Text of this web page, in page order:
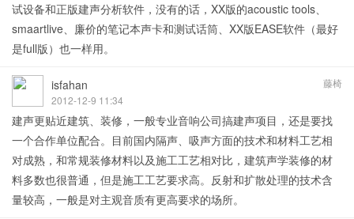
试设备和正版建声分析软件，没有的话，XX版的acoustic tools、
smaartlive、廉价的笔记本声卡和测试话筒、XX版EASE软件（最好
是full版）也一样用。
藤椅
isfahan
2012-12-9 11:34
建声更贴近建筑、装修，一般专业音响公司搞建声项目，还是要找
一个合作单位配合。目前国内隔声、吸声方面的技术和材料工艺相
对成熟，和常规装修材料以及施工工艺相对比，建筑声学装修的材
料多数也很普通，但是施工工艺要求高。反射和扩散处理的技术含
量较高，一般是对主观音质有更高要求的场所。